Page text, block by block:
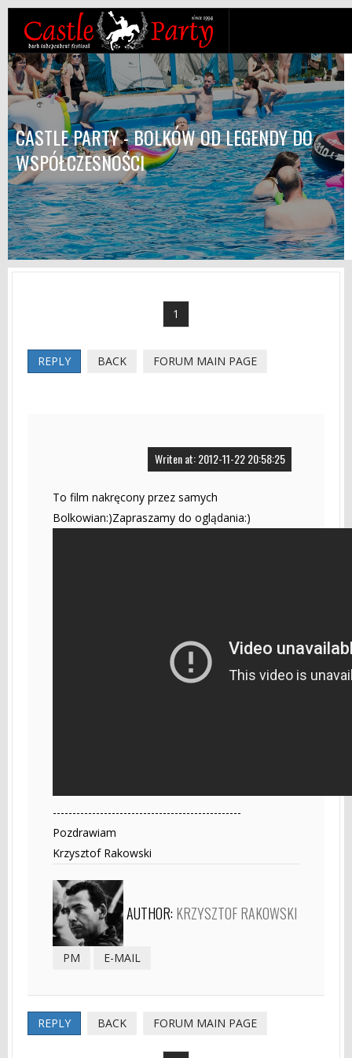
CASTLE PARTY - BOLKÓW OD LEGENDY DO
WSPÓŁCZESNOŚCI
1
REPLY BACK FORUM MAIN PAGE
Writen at: 2012-11-22 20:58:25
To film nakręcony przez samych
Bolkowian:)Zapraszamy do oglądania:)
------------------------------------------------
Pozdrawiam
Krzysztof Rakowski
AUTHOR: KRZYSZTOF RAKOWSKI
PM E-MAIL
REPLY BACK FORUM MAIN PAGE